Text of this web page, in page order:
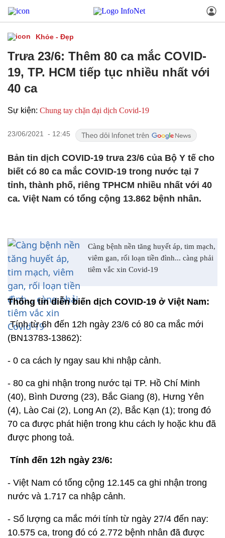
Khỏe - Đẹp
Trưa 23/6: Thêm 80 ca mắc COVID-
19, TP. HCM tiếp tục nhiều nhất với
40 ca
Sự kiện: Chung tay chặn đại dịch Covid-19
23/06/2021 - 12:45
Bản tin dịch COVID-19 trưa 23/6 của Bộ Y tế cho
biết có 80 ca mắc COVID-19 trong nước tại 7
tỉnh, thành phố, riêng TPHCM nhiều nhất với 40
ca. Việt Nam có tổng cộng 13.862 bệnh nhân.
Càng bệnh nền tăng huyết áp, tim mạch,
viêm gan, rối loạn tiền đình... càng phải
tiêm vắc xin Covid-19
Thông tin diễn biến dịch COVID-19 ở Việt Nam:
Tính từ 6h đến 12h ngày 23/6 có 80 ca mắc mới
(BN13783-13862):
- 0 ca cách ly ngay sau khi nhập cảnh.
- 80 ca ghi nhận trong nước tại TP. Hồ Chí Minh
(40), Bình Dương (23), Bắc Giang (8), Hưng Yên
(4), Lào Cai (2), Long An (2), Bắc Kạn (1); trong đó
70 ca được phát hiện trong khu cách ly hoặc khu đã
được phong toả.
Tính đến 12h ngày 23/6:
- Việt Nam có tổng cộng 12.145 ca ghi nhận trong
nước và 1.717 ca nhập cảnh.
- Số lượng ca mắc mới tính từ ngày 27/4 đến nay:
10.575 ca, trong đó có 2.772 bệnh nhân đã được